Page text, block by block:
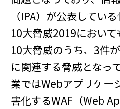
（IPA）が公表してい
10大脅威2019において
10大脅威のうち、3件
に関連する脅威となっ
業ではWebアプリケー
害化するWAF（Web